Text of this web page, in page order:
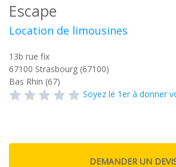
Escape
Location de limousines
13b rue fix
67100 Strasbourg (67100)
Bas Rhin (67)
Soyez le 1er à donner